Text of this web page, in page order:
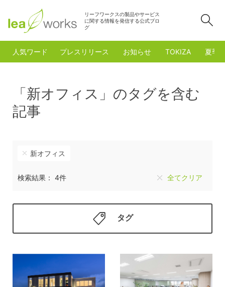
リーフワークスの製品やサービス
に関する情報を発信する公式ブロ
グ
人気ワード プレスリリース お知らせ TOKIZA 夏季
「新オフィス」のタグを含む
記事
新オフィス
検索結果： 4件 全てクリア
タグ